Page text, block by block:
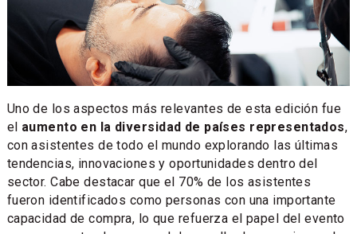
Uno de los aspectos más relevantes de esta edición fue
el aumento en la diversidad de países representados,
con asistentes de todo el mundo explorando las últimas
tendencias, innovaciones y oportunidades dentro del
sector. Cabe destacar que el 70% de los asistentes
fueron identificados como personas con una importante
capacidad de compra, lo que refuerza el papel del evento